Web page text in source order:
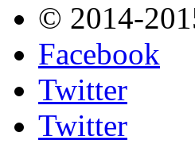
© 2014-
Facebook
Twitter
Twitter